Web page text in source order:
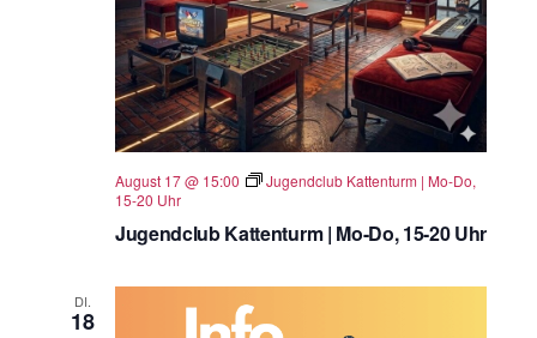
Jugendclub Kattenturm | Mo-Do, 15-20 Uhr
August 17 @ 15:00
Jugendclub Kattenturm | Mo-Do,
15-20 Uhr
DI.
18